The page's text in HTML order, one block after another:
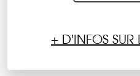
+ D'INFOS SUR